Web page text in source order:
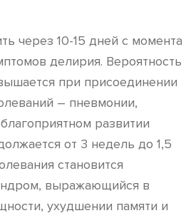
через 10-15 дней с момента
делирия. Вероятность
при присоединении
– пневмонии,
развитии
от 3 недель до 1,5
становится
выражающийся в
ухудшении памяти и